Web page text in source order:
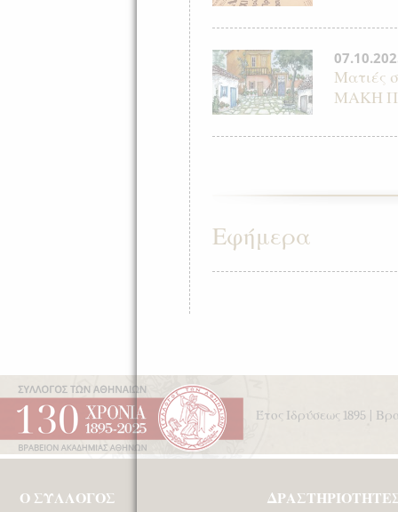
Ματιές
ΜΑΚΗ
Εφήμερα
Έτος Ιδρύσεως 1895 |
Ο ΣΥΛΛΟΓΟΣ